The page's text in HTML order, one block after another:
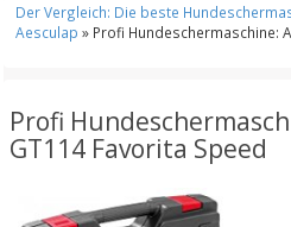
Der Vergleich: Die beste
Aesculap » Profi Hundeschermaschine:
Profi
GT114 Favorita Speed